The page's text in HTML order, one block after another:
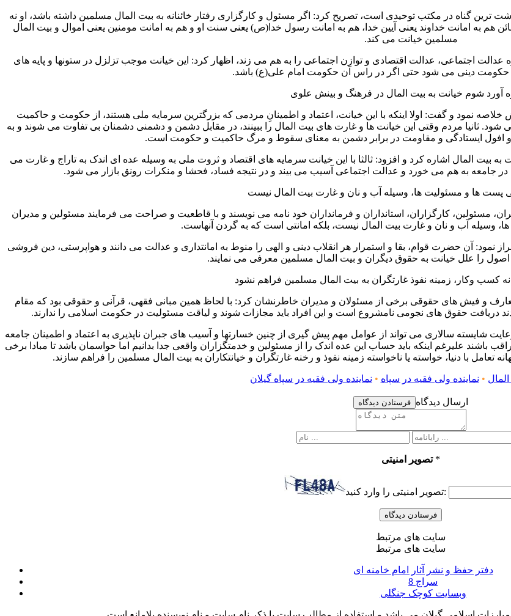
ترین گناه در مکتب توحیدی است، تصریح کرد: اگر مسئول و کارگزاری رفتار خائنانه به بیت المال مسلمین داشته باشد، او نه
به امانت خداوند یعنی آیین خدا، هم به امانت رسول خدا(ص) یعنی سنت او و هم به امانت مومنین یعنی اموال و بیت المال
مسلمین خیانت می کند.
عدالت اجتماعی، عدالت اقتصادی و توازن اجتماعی را به هم می زند، اظهار کرد: این خیانت موجب تزلزل در ستونها و پایه های
دینی می شود حتی اگر در راس آن حکومت امام علی(ع) باشد.
آورد شوم خیانت به بیت المال در فرهنگ و بینش علوی
نمود و گفت: اولا اینکه با این خیانت، اعتماد و اطمینانِ مردمی که بزرگترین سرمایه ملی هستند، از حکومت و حاکمیت
مردم وقتی این خیانت ها و غارت های بیت المال را ببینند، در مقابل دشمن و دشمنی دشمنان بی تفاوت می شوند و به
و افول ایستادگی و مقاومت در برابر دشمن به معنای سقوط و مرگ حاکمیت و حکومت است.
المال اشاره کرد و افزود: ثالثا با این خیانت سرمایه های اقتصاد و ثروت ملی به وسیله عده ای اندک به تاراج و غارت می
جامعه به هم می خورد و عدالت اجتماعی آسیب می بیند و در نتیجه فساد، فحشا و منکرات رونق بازار می شود.
پست ها و مسئولیت ها، وسیله آب و نان و غارت بیت المال نیست
کارگزاران، استانداران و فرمانداران خود نامه می نویسند و با قاطعیت و صراحت می فرمایند مسئولین و مدیران
وسیله آب و نان و غارت بیت المال نیست، بلکه امانتی است که به گردن آنهاست.
نمود: آن حضرت قوام، بقا و استمرار هر انقلاب دینی و الهی را منوط به امانتداری و عدالت می دانند و هواپرستی، دین فروشی
اصول را علل خیانت به حقوق دیگران و بیت المال مسلمین معرفی می نمایند.
کسب وکار، زمینه نفوذ غارتگران به بیت المال مسلمین فراهم نشود
و فیش های حقوقی برخی از مسئولان و مدیران خاطرنشان کرد: با لحاظ همین مبانی فقهی، قرآنی و حقوقی بود که مقام
حقوق های نجومی نامشروع است و این افراد باید مجازات شوند و لیاقت مسئولیت در حکومت اسلامی را ندارند.
شایسته سالاری می تواند از عوامل مهم پیش گیری از چنین خسارتها و آسیب های جبران ناپذیری به اعتماد و اطمینان جامعه
باشند علیرغم اینکه باید حساب این عده اندک را از مسئولین و خدمتگزاران واقعی جدا بدانیم اما حواسمان باشد تا مبادا برخی
با دنیا، خواسته یا ناخواسته زمینه نفوذ و رخنه غارتگران و خیانتکاران به بیت المال مسلمین را فراهم سازند.
• نماینده ولی فقیه در سپاه • نماینده ولی فقیه در سپاه گیلان
فرستادن دیدگاه ارسال دیدگاه
تصویر امنیتی *
تصویر امنیتی را وارد کنید:
سایت های مرتبط
سایت های مرتبط
دفتر حفظ و نشر آثار امام خامنه ای
سراج 8
وبسایت کوچک جنگلی